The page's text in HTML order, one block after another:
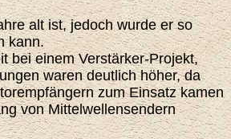
alt ist, jedoch wurde er so
kann.
bei einem Verstärker-Projekt,
waren deutlich höher, da
zum Einsatz kamen
von Mittelwellensendern